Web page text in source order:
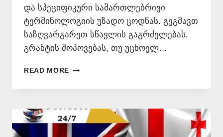
და სპეციფიკური სამართლებრივი
ტერმინოლოგიის უზადო ცოდნას. გეგმავთ
საზღვარგარეთ სწავლის გაგრძელებას,
გრანტის მოპოვებას, თუ უცხოელ…
READ MORE ᲘᲜᲒᲚᲘᲡᲣᲠᲐᲓ
ᲗᲑᲘᲚᲘᲡᲨᲘ
577
546